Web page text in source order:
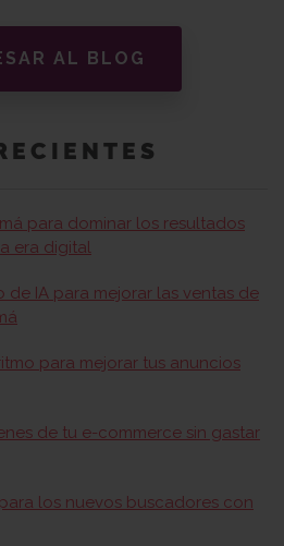
AL BLOG
para dominar los resultados
era digital
de IA para mejorar las ventas de
para mejorar tus anuncios
de tu e-commerce sin gastar
los nuevos buscadores con